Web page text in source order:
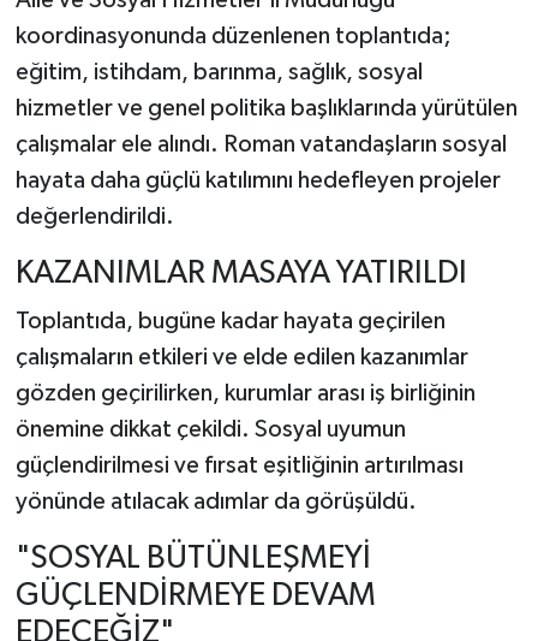
koordinasyonunda düzenlenen toplantıda;
eğitim, istihdam, barınma, sağlık, sosyal
hizmetler ve genel politika başlıklarında yürütülen
çalışmalar ele alındı. Roman vatandaşların sosyal
hayata daha güçlü katılımını hedefleyen projeler
değerlendirildi.
KAZANIMLAR MASAYA YATIRILDI
Toplantıda, bugüne kadar hayata geçirilen
çalışmaların etkileri ve elde edilen kazanımlar
gözden geçirilirken, kurumlar arası iş birliğinin
önemine dikkat çekildi. Sosyal uyumun
güçlendirilmesi ve fırsat eşitliğinin artırılması
yönünde atılacak adımlar da görüşüldü.
"SOSYAL BÜTÜNLEŞMEYİ
GÜÇLENDİRMEYE DEVAM
EDECEĞİZ"